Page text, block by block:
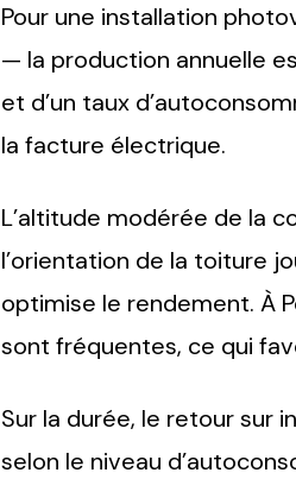
Pour une installation
— la production annuelle
et d’un taux
la facture électrique.
L’altitude modérée de la
l’orientation de la toiture
optimise le rendement. À
sont fréquentes, ce qui
Sur la durée, le retour sur
selon le niveau